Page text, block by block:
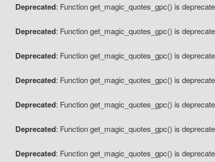
Deprecated: Function get_magic_quotes_gpc() is
Deprecated: Function get_magic_quotes_gpc() is
Deprecated: Function get_magic_quotes_gpc() is
Deprecated: Function get_magic_quotes_gpc() is
Deprecated: Function get_magic_quotes_gpc() is
Deprecated: Function get_magic_quotes_gpc() is
Deprecated: Function get_magic_quotes_gpc() is